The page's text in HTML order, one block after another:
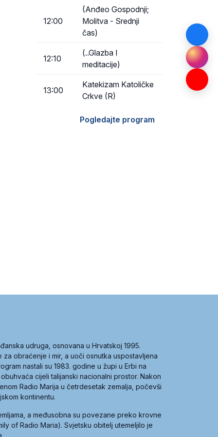
12:00
(Anđeo Gospodnji;
Molitva - Srednji
čas)
12:10
(..Glazba I
meditacije)
13:00
Katekizam Katoličke
Crkve (R)
Pogledajte program
udruga, osnovana u Hrvatskoj 1995.
obraćenje i mir, a uoči osnutka uspostavljena
nastali su 1983. godine u župi u Erbi na
cijeli talijanski nacionalni prostor. Nakon
Radio Marija u četrdesetak zemalja, počevši
kontinentu.
a međusobna su povezane preko krovne
of Radio Maria). Svjetsku obitelj utemeljilo je